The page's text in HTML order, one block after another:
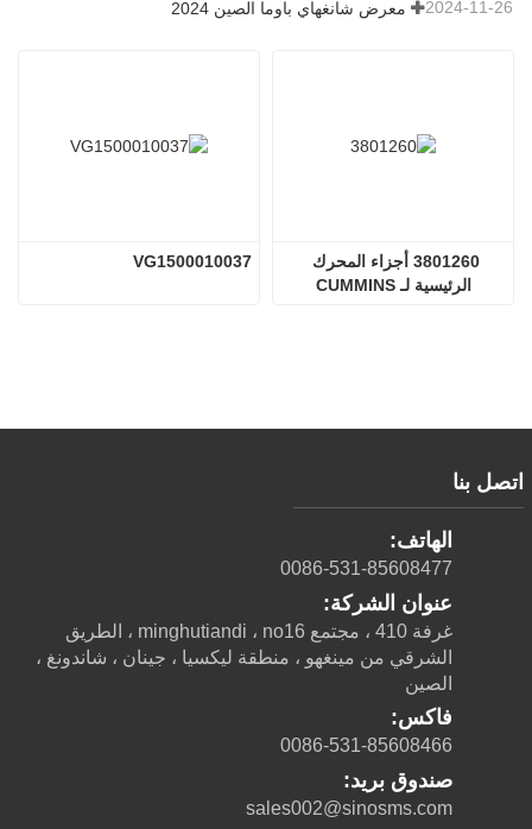
معرض شانغهاي باوما الصين 2024 2024-11-26
VG1500010037
الرئيسية لـ CUMMINS
اتصل بنا
الهاتف:
0086-531-85608477
عنوان الشركة:
غرفة 410 ، مجتمع minghutiandi ، no16 ، الطريق
الشرقي من مينغهو ، منطقة ليكسيا ، جينان ، شاندونغ ،
الصين
فاكس:
0086-531-85608466
صندوق بريد:
sales002@sinosms.com